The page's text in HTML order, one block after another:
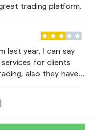
trading platform.
last year, I can say
for clients
also they have